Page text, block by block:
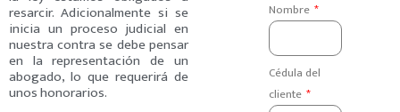
resarcir. Adicionalmente si se
inicia un proceso judicial en
nuestra contra se debe pensar
en la representación de un
abogado, lo que requerirá de
unos honorarios.
Nombre
Cédula del
cliente